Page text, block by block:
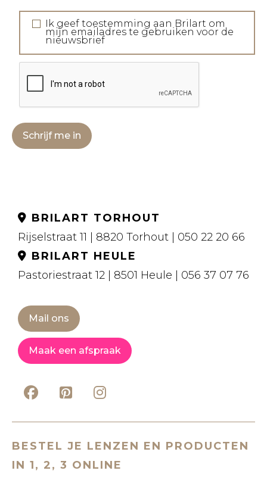
Ik geef toestemming aan Brilart om
mijn emailadres te gebruiken voor de
nieuwsbrief
Schrijf me in
BRILART TORHOUT
Rijselstraat 11 | 8820 Torhout | 050 22 20 66
BRILART HEULE
Pastoriestraat 12 | 8501 Heule | 056 37 07 76
Mail ons
Maak een afspraak
BESTEL JE LENZEN EN PRODUCTEN
IN 1, 2, 3 ONLINE